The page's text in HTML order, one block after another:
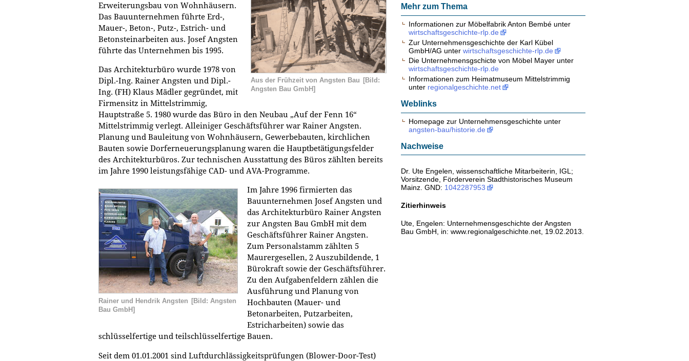
Aus der Frühzeit von Angsten Bau [Bild:
Angsten Bau GmbH]
Erweiterungsbau von Wohnhäusern.
Das Bauunternehmen führte Erd-,
Mauer-, Beton-, Putz-, Estrich- und
Betonsteinarbeiten aus. Josef Angsten
führte das Unternehmen bis 1995.
Das Architekturbüro wurde 1978 von
Dipl.-Ing. Rainer Angsten und Dipl.-
Ing. (FH) Klaus Mädler gegründet, mit
Firmensitz in Mittelstrimmig,
Hauptstraße 5. 1980 wurde das Büro in den Neubau „Auf der Fenn 16“
Mittelstrimmig verlegt. Alleiniger Geschäftsführer war Rainer Angsten.
Planung und Bauleitung von Wohnhäusern, Gewerbebauten, kirchlichen
Bauten sowie Dorferneuerungsplanung waren die Hauptbetätigungsfelder
des Architekturbüros. Zur technischen Ausstattung des Büros zählten bereits
im Jahre 1990 leistungsfähige CAD- und AVA-Programme.
Rainer und Hendrik Angsten [Bild: Angsten
Bau GmbH]
Im Jahre 1996 firmierten das
Bauunternehmen Josef Angsten und
das Architekturbüro Rainer Angsten
zur Angsten Bau GmbH mit dem
Geschäftsführer Rainer Angsten.
Zum Personalstamm zählten 5
Maurergesellen, 2 Auszubildende, 1
Bürokraft sowie der Geschäftsführer.
Zu den Aufgabenfeldern zählen die
Ausführung und Planung von
Hochbauten (Mauer- und
Betonarbeiten, Putzarbeiten,
Estricharbeiten) sowie das
schlüsselfertige und teilschlüsselfertige Bauen.
Seit dem 01.01.2001 sind Luftdurchlässigkeitsprüfungen (Blower-Door-Test)
Mehr zum Thema
Informationen zur Möbelfabrik Anton Bembé unter
wirtschaftsgeschichte-rlp.de
Zur Unternehmensgeschichte der Karl Kübel
GmbH/AG unter wirtschaftsgeschichte-rlp.de
Die Unternehmensgschicte von Möbel Mayer unter
wirtschaftsgeschichte-rlp.de
Informationen zum Heimatmuseum Mittelstrimmig
unter regionalgeschichte.net
Weblinks
Homepage zur Unternehmensgeschichte unter
angsten-bau/historie.de
Nachweise
Dr. Ute Engelen, wissenschaftliche Mitarbeiterin, IGL;
Vorsitzende, Förderverein Stadthistorisches Museum
Mainz. GND: 1042287953
Zitierhinweis
Ute, Engelen: Unternehmensgeschichte der Angsten
Bau GmbH, in: www.regionalgeschichte.net, 19.02.2013.